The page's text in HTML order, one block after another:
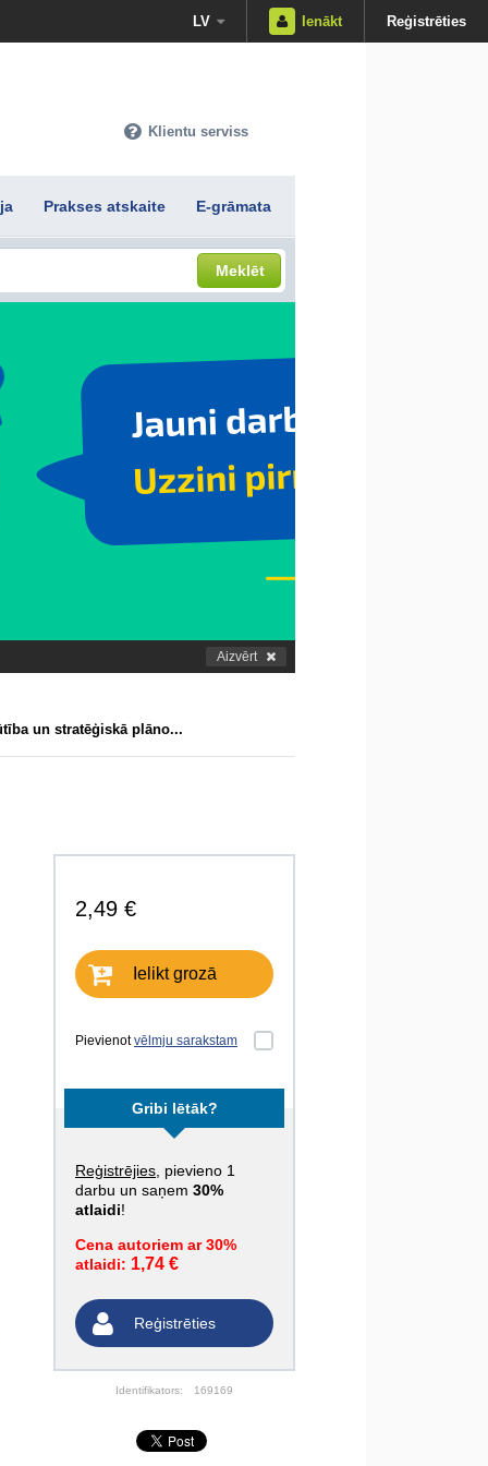
LV Ienākt Reģistrēties
Klientu serviss
Prakses atskaite E-grāmata
Meklēt
Aizvērt
un stratēģiskā plāno...
2,49 €
Ielikt grozā
Pievienotvēlmju sarakstam
Gribi lētāk?
Reģistrējies , pievieno 1
darbu un saņem 30%
atlaidi!
Cena autoriem ar 30%
atlaidi: 1,74 €
Reģistrēties
Identifikators: 169169